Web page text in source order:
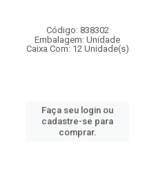
Código: 838302
Embalagem: Unidade
Caixa Com: 12 Unidade(s)
Faça seu login ou
cadastre-se para
comprar.